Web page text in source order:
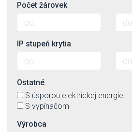
Počet žárovek
IP stupeň krytia
Ostatné
S úsporou elektrickej energie
S vypínačom
Výrobca